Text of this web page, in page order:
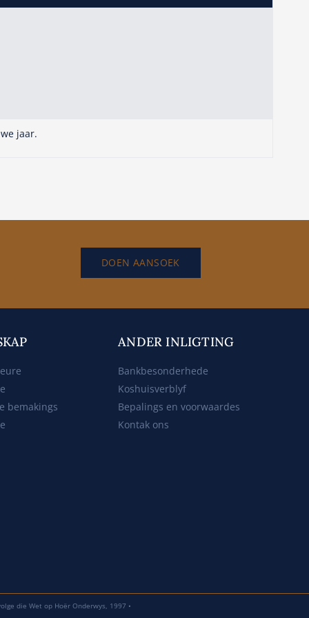
jaar.
DOEN AANSOEK
bemakings
ANDER INLIGTING
Bankbesonderhede
Koshuisverblyf
Bepalings en voorwaardes
Kontak ons
die Wet op Hoër Onderwys, 1997 •